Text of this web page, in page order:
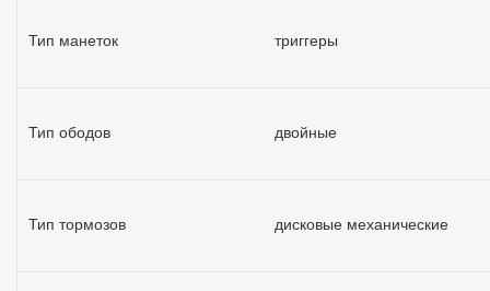
Тип манеток триггеры
Тип ободов двойные
Тип тормозов дисковые механические